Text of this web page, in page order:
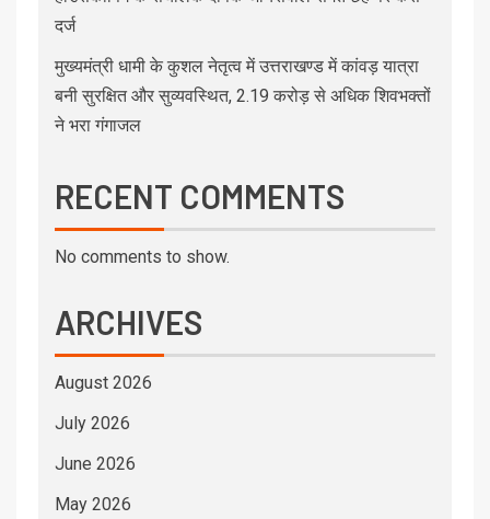
दर्ज
मुख्यमंत्री धामी के कुशल नेतृत्व में उत्तराखण्ड में कांवड़ यात्रा
बनी सुरक्षित और सुव्यवस्थित, 2.19 करोड़ से अधिक शिवभक्तों
ने भरा गंगाजल
RECENT COMMENTS
No comments to show.
ARCHIVES
August 2026
July 2026
June 2026
May 2026